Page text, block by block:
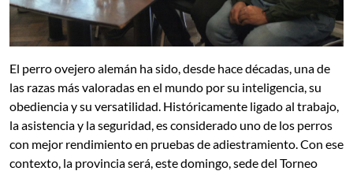
El perro ovejero alemán ha sido, desde hace décadas, una de
las razas más valoradas en el mundo por su inteligencia, su
obediencia y su versatilidad. Históricamente ligado al trabajo,
la asistencia y la seguridad, es considerado uno de los perros
con mejor rendimiento en pruebas de adiestramiento. Con ese
contexto, la provincia será, este domingo, sede del Torneo